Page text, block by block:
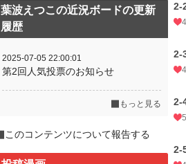
2-
2-
2-
2-
葉波えつこの近況ボードの更新
履歴
2025-07-05 22:00:01
第2回人気投票のお知らせ
もっと見る
このコンテンツについて報告する